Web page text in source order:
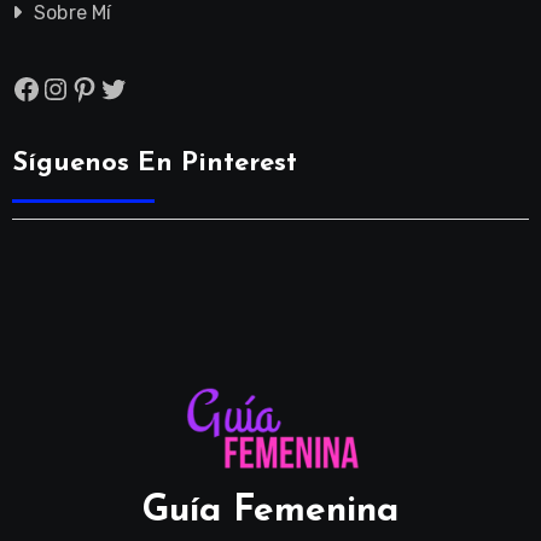
Sobre Mí
Facebook
Instagram
Pinterest
Twitter
Síguenos En Pinterest
Guía Femenina